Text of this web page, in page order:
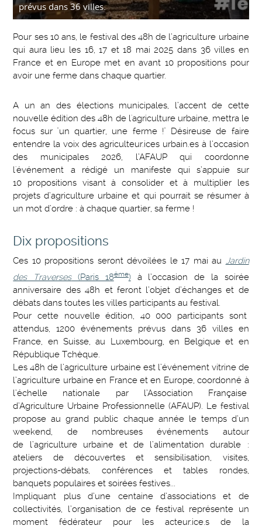
prévus dans 36 villes.
Pour ses 10 ans, le festival des 48h de l’agriculture urbaine
qui aura lieu les 16, 17 et 18 mai 2025 dans 36 villes en
France et en Europe met en avant 10 propositions pour
avoir une ferme dans chaque quartier.
A un an des élections municipales, l’accent de cette
nouvelle édition des 48h de l'agriculture urbaine, mettra le
focus sur "un quartier, une ferme !" Désireuse de faire
entendre la voix des agriculteur.ices urbain.es à l’occasion
des municipales 2026, l’AFAUP qui coordonne
l'événement a rédigé un manifeste qui s’appuie sur
10 propositions visant à consolider et à multiplier les
projets d’agriculture urbaine et qui pourrait se résumer à
un mot d’ordre : à chaque quartier, sa ferme !
Dix propositions
Ces 10 propositions seront dévoilées le 17 mai au Jardin
des Traverses(Paris 18ème)à l’occasion de la soirée
anniversaire des 48h et feront l’objet d’échanges et de
débats dans toutes les villes participants au festival.
Pour cette nouvelle édition, 40 000 participants sont
attendus, 1200 événements prévus dans 36 villes en
France, en Suisse, au Luxembourg, en Belgique et en
République Tchèque.
Les 48h de l’agriculture urbaine est l’événement vitrine de
l’agriculture urbaine en France et en Europe, coordonné à
l’échelle nationale par l’Association Française
d’Agriculture Urbaine Professionnelle (AFAUP). Le festival
propose au grand public chaque année le temps d’un
weekend, de nombreuses événements autour
de l’agriculture urbaine et de l’alimentation durable :
ateliers de découvertes et sensibilisation, visites,
projections-débats, conférences et tables rondes,
banquets populaires et soirées festives...
Impliquant plus d’une centaine d’associations et de
collectivités, l’organisation de ce festival représente un
moment fédérateur pour les acteur.ice.s de la